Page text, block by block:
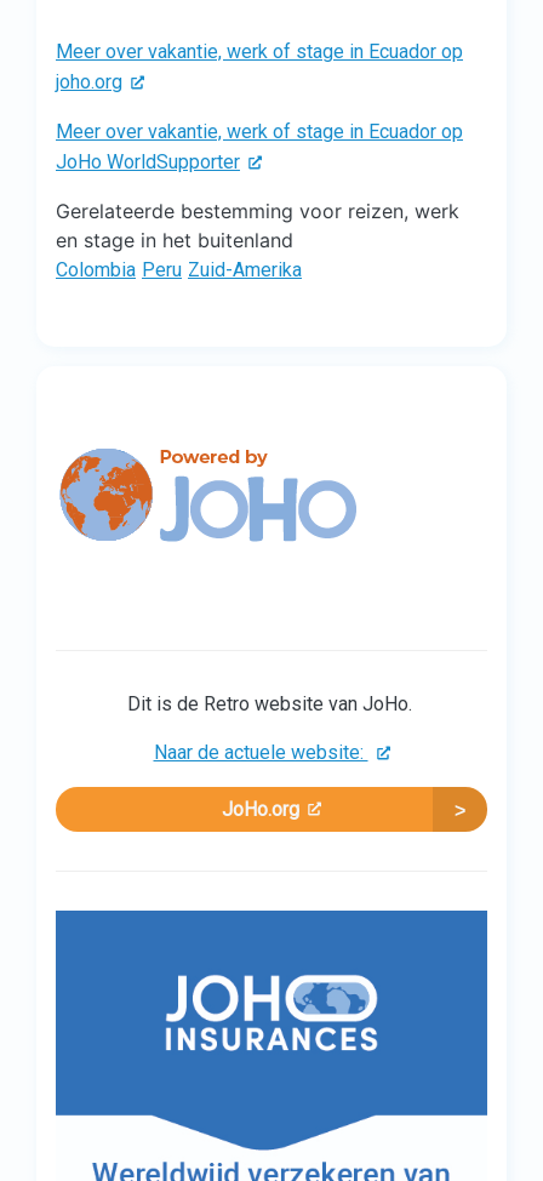
Meer over vakantie, werk of stage in Ecuador op
joho.org
Meer over vakantie, werk of stage in Ecuador op
JoHo WorldSupporter
Gerelateerde bestemming voor reizen, werk
en stage in het buitenland
Colombia Peru Zuid-Amerika
Dit is de Retro website van JoHo.
Naar de actuele website:
JoHo.org